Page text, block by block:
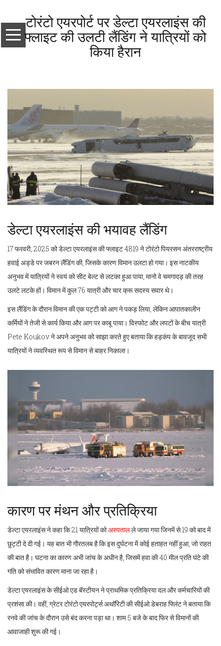
टोरंटो एयरपोर्ट पर डेल्टा एयरलाइंस की
फ्लाइट की उलटी लैंडिंग ने यात्रियों को
किया हैरान
डेल्टा एयरलाइंस की भयावह लैंडिंग
17 फरवरी, 2025 को डेल्टा एयरलाइंस की फ्लाइट 4819 ने टोरंटो पियरसन अंतरराष्ट्रीय
हवाई अड्डे पर जबरन लैंडिंग की, जिसके कारण विमान उलटा हो गया। इस नाटकीय
अनुभव में यात्रियों ने स्वयं को सीट बेल्ट से लटका हुआ पाया, मानो वे चमगादड़ की तरह
उलटे लटके हों। विमान में कुल 76 यात्री और चार क्रू सदस्य सवार थे।
इस लैंडिंग के दौरान विमान की एक पट्टी को आग ने पकड़ लिया, लेकिन आपातकालीन
कर्मियों ने तेजी से कार्य किया और आग पर काबू पाया। विस्फोट और लपटों के बीच यात्री
Pete Koukov ने अपने अनुभव को साझा करते हुए बताया कि हड़कंप के बावजूद सभी
यात्रियों ने व्यवस्थित रूप से विमान से बाहर निकाला।
कारण पर मंथन और प्रतिक्रिया
डेल्टा एयरलाइंस ने कहा कि 21 यात्रियों कोअस्पतालले जाया गया जिनमें से 19 को बाद में
छुट्टी दे दी गई। यह बात भी गौरतलब है कि इस दुर्घटना में कोई हताहत नहीं हुआ, जो राहत
की बात है। घटना का कारण अभी जांच के अधीन है, जिसमें हवा की 40 मील प्रति घंटे की
गति को संभावित कारण माना जा रहा है।
डेल्टा एयरलाइंस के सीईओ एड बॅस्टीयन ने प्राथमिक प्रतिक्रिया दल और कर्मचारियों की
प्रशंसा की। वहीं, ग्रेटर टोरंटो एयरपोर्ट्स अथॉरिटी की सीईओ डेबराह फ्लिंट ने बताया कि
रनवे की जांच के दौरान उसे बंद करना पड़ा था। शाम 5 बजे के बाद फिर से विमानों की
आवाजाही शुरू की गई।